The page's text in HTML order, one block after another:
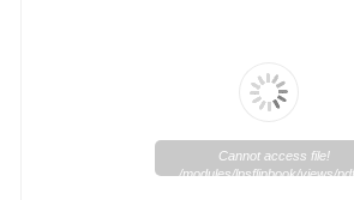
Cannot access file!
/modules/lpsflipbook/views/